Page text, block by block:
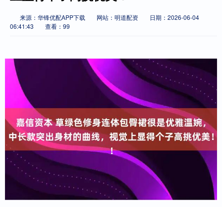
来源：华锋优配APP下载 网站：明道配资
日期：2026-06-04
06:41:43
查看：99